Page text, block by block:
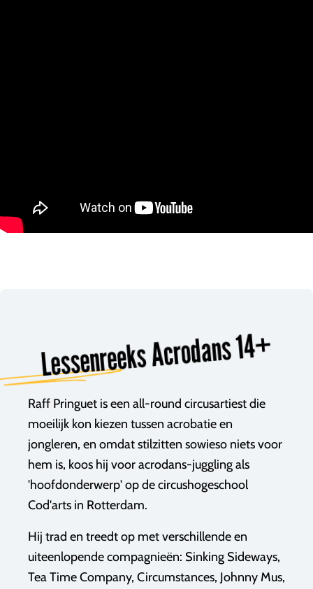
Lessenreeks Acrodans 14+
Raff Pringuet is een all-round circusartiest die
moeilijk kon kiezen tussen acrobatie en
jongleren, en omdat stilzitten sowieso niets voor
hem is, koos hij voor acrodans-juggling als
'hoofdonderwerp' op de circushogeschool
Cod'arts in Rotterdam.
Hij trad en treedt op met verschillende en
uiteenlopende compagnieën: Sinking Sideways,
Tea Time Company, Circumstances, Johnny Mus,